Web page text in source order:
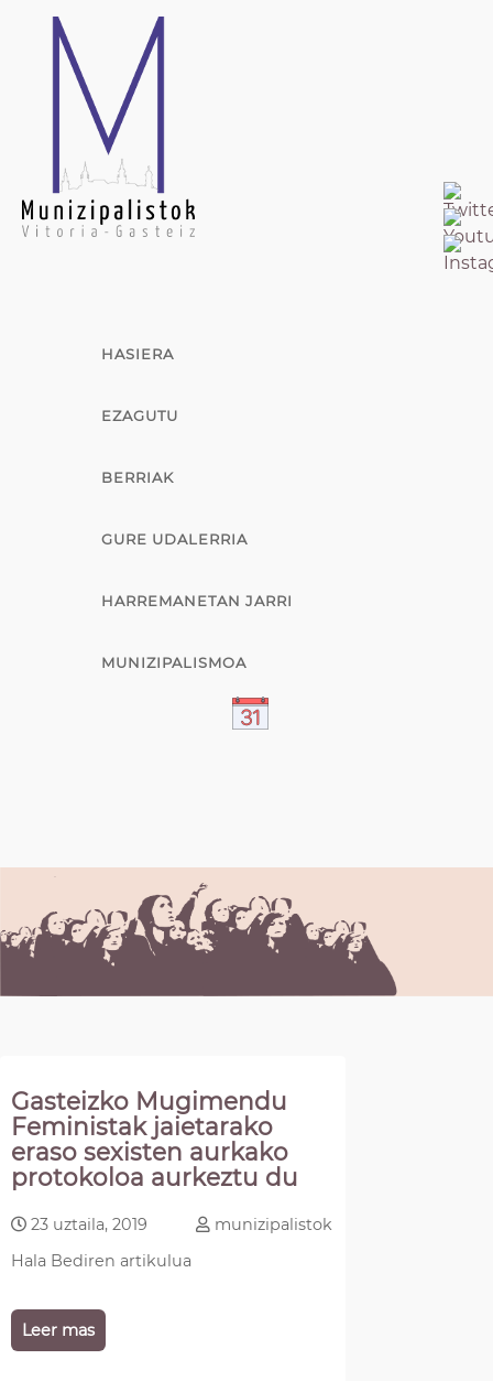
HASIERA
EZAGUTU
BERRIAK
GURE UDALERRIA
HARREMANETAN JARRI
MUNIZIPALISMOA
Gasteizko Mugimendu
Feministak jaietarako
eraso sexisten aurkako
protokoloa aurkeztu du
23 uztaila, 2019
munizipalistok
Hala Bediren artikulua
Leer mas